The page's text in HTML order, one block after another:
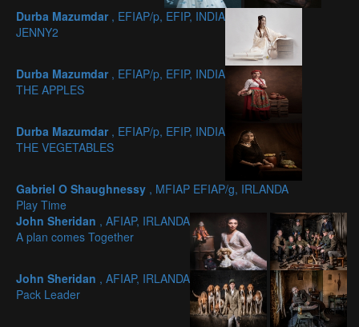
Durba Mazumdar , EFIAP/p, EFIP, INDIA
JENNY2
Durba Mazumdar , EFIAP/p, EFIP, INDIA
THE APPLES
Durba Mazumdar , EFIAP/p, EFIP, INDIA
THE VEGETABLES
Gabriel O Shaughnessy , MFIAP EFIAP/g, IRLANDA
Play Time
John Sheridan , AFIAP, IRLANDA
A plan comes Together
John Sheridan , AFIAP, IRLANDA
Pack Leader